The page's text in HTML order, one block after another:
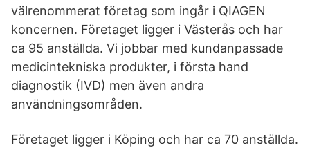
välrenommerat företag som ingår i QIAGEN
koncernen. Företaget ligger i Västerås och har
ca 95 anställda. Vi jobbar med kundanpassade
medicintekniska produkter, i första hand
diagnostik (IVD) men även andra
användningsområden.
Företaget ligger i Köping och har ca 70 anställda.